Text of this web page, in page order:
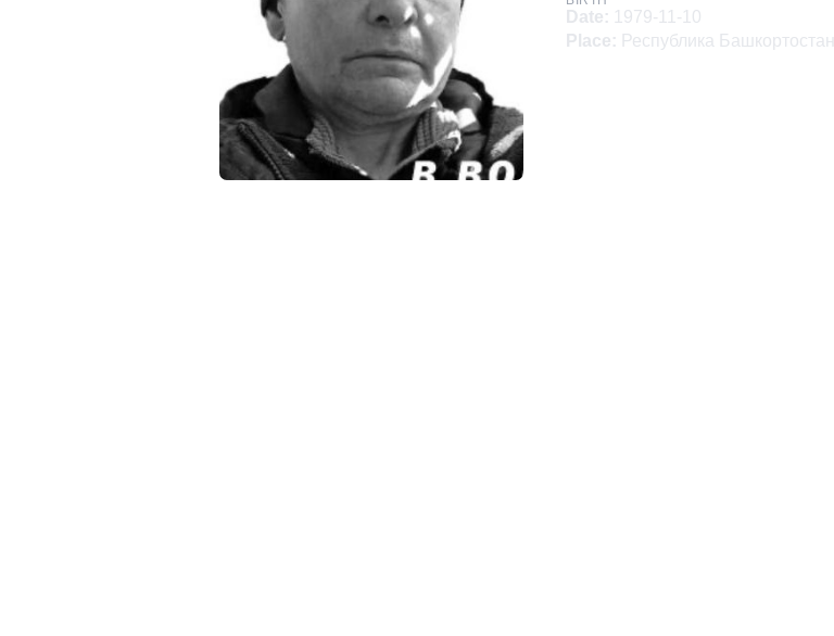
Date: 1979-11-10
Place: Республика Башкортостан